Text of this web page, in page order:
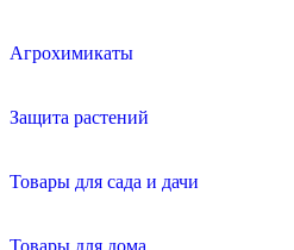
Агрохимикаты
Защита растений
Товары для сада и дачи
Товары для дома